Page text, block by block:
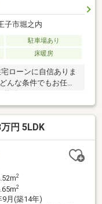
子市堀之内
駐車場あり
床暖房
ローンに自信ありま
んな条件でもお任せ
ては土日に限らず平
宅ではお客様が安心
おります。経験豊富
たします。お住まい
約は0120-60-
さい♪スマートフォ
ます♪
円 5LDK
2
2
9月(築14年)